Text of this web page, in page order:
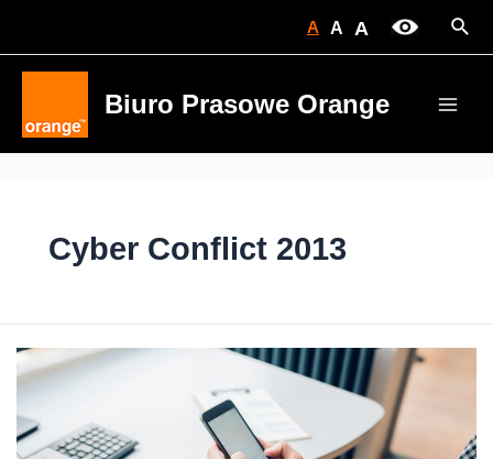
A A A
Biuro Prasowe Orange
Cyber Conflict 2013